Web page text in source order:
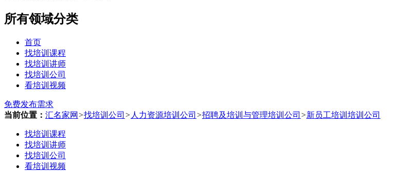
所有领域分类
首页
找培训课程
找培训讲师
找培训公司
看培训视频
免费发布需求
当前位置： 汇名家网 >找培训公司 > 人力资源培训公司 >招聘及培训与管理培训公司 >新员工培训培训公司
找培训课程
找培训讲师
找培训公司
看培训视频